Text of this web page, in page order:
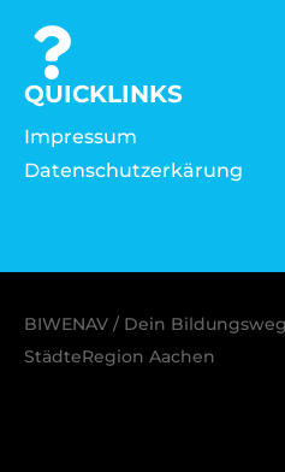
QUICKLINKS
Impressum
Datenschutzerkärung
BIWENAV / Dein
StädteRegion Aachen